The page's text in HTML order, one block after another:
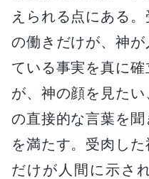
えられる点にある
の働きだけが、神
ている事実を真に
が、神の顔を見た
の直接的な言葉を
を満たす。受肉し
だけが人間に示さ